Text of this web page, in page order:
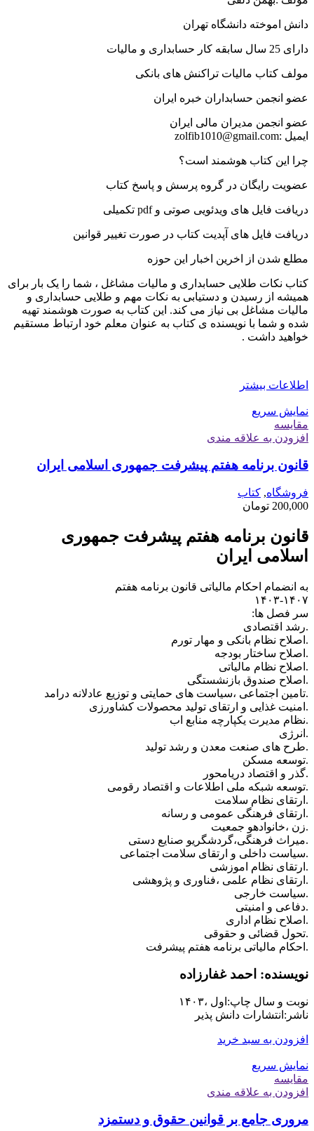
دانش اموخته دانشگاه تهران
دارای 25 سال سابقه کار حسابداری و مالیات
مولف کتاب مالیات تراکنش های بانکی
عضو انجمن حسابداران خبره ایران
عضو انجمن مدیران مالی ایران
ایمیل :zolfib1010@gmail.com
چرا این کتاب هوشمند است؟
عضویت رایگان در گروه پرسش و پاسخ کتاب
دریافت فایل های ویدئویی صوتی و pdf تکمیلی
دریافت فایل های آپدیت کتاب در صورت تغییر قوانین
مطلع شدن از اخرین اخبار این حوزه
کتاب نکات طلایی حسابداری و مالیات مشاغل ، شما را یک بار برای
همیشه از رسیدن و دستیابی به نکات مهم و طلایی حسابداری و
مالیات مشاغل بی نیاز می کند. این کتاب به صورت هوشمند تهیه
شده و شما با نویسنده ی کتاب به عنوان معلم خود ارتباط مستقیم
خواهید داشت .
اطلاعات بیشتر
نمایش سریع
مقايسه
افزودن به علاقه مندی
قانون برنامه هفتم پیشرفت جمهوری اسلامی ایران
فروشگاه, کتاب
200,000 تومان
قانون برنامه هفتم پیشرفت جمهوری
اسلامی ایران
به انضمام احکام مالیاتی قانون برنامه هفتم
۱۴۰۳-۱۴۰۷
سر فصل ها:
.رشد اقتصادی
.اصلاح نظام بانکی و مهار تورم
.اصلاح ساختار بودجه
.اصلاح نظام مالیاتی
.اصلاح صندوق بازنشستگی
.تامین اجتماعی ،سیاست های حمایتی و توزیع عادلانه درامد
.امنیت غذایی و ارتقای تولید محصولات کشاورزی
.نظام مدیرت یکپارچه منابع اب
.انرژی
.طرح های صنعت معدن و رشد تولید
.توسعه مسکن
.گذر و اقتصاد دریامحور
.توسعه شبکه ملی اطلاعات و اقتصاد رقومی
.ارتقای نظام سلامت
.ارتقای فرهنگی عمومی و رسانه
.زن ،خانوادهو جمعیت
.میراث فرهنگی،گردشگریو صنایع دستی
.سیاست داخلی و ارتقای سلامت اجتماعی
.ارتقای نظام اموزشی
.ارتقای نظام علمی ،فناوری و پژوهشی
.سیاست خارجی
.دفاعی و امنیتی
.اصلاح نظام اداری
.تحول قضائی و حقوقی
.احکام مالیاتی برنامه هفتم پیشرفت
نویسنده: احمد غفارزاده
نوبت و سال چاپ:اول ،۱۴۰۳
ناشر:انتشارات دانش پذیر
افزودن به سبد خرید
نمایش سریع
مقايسه
افزودن به علاقه مندی
مروری جامع بر قوانین حقوق و دستمزد